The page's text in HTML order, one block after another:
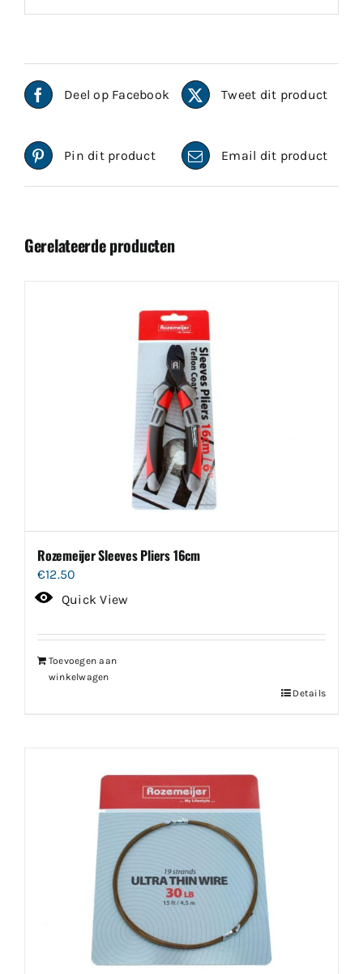
Deel op Facebook Tweet dit product
Pin dit product Email dit product
Gerelateerde producten
Rozemeijer Sleeves Pliers 16cm
€12.50
Quick View
Toevoegen aan
winkelwagen
Details